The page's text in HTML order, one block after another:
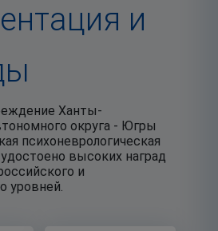
и
Ханты-
округа - Югры
психоневрологическая
высоких наград
и
уровней.